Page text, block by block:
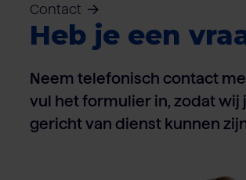
Contact
Heb je een
Neem telefonisch contact
vul het formulier in, zodat wij
gericht van dienst kunnen